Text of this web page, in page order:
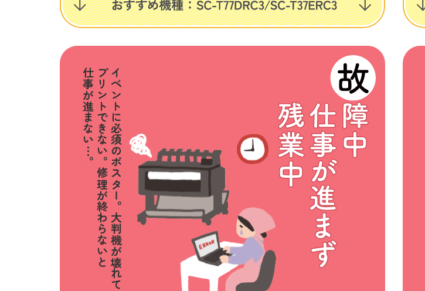
イベントに必須のポスター。大判機が
壊れて
プリントできない。
修理が終わらないと
仕事が進まない︙。